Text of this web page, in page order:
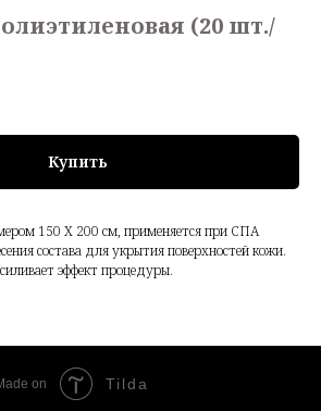
(20 шт./
Купить
150 Х 200 см, применяется при СПА
состава для укрытия поверхностей кожи.
эффект процедуры.
on Tilda